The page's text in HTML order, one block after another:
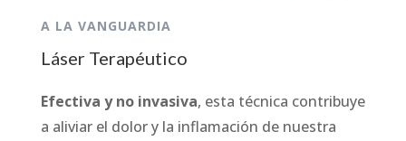
A LA VANGUARDIA
Láser Terapéutico
Efectiva y no invasiva, esta técnica contribuye
a aliviar el dolor y la inflamación de nuestra